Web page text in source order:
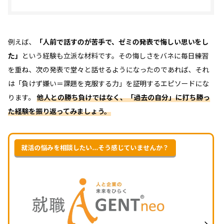
例えば、
「人前で話すのが苦手で、ゼミの発表で悔しい思いをし
た」 という経験も立派な材料です。その悔しさをバネに毎日練習
を重ね、次の発表で堂々と話せるようになったのであれば、それ
は「負けず嫌い＝課題を克服する力」を証明するエピソードにな
ります。 他人との勝ち負けではなく、「過去の自分」に打ち勝っ
た経験を振り返ってみましょう。
就活の悩みを相談したい...そう感じていませんか？